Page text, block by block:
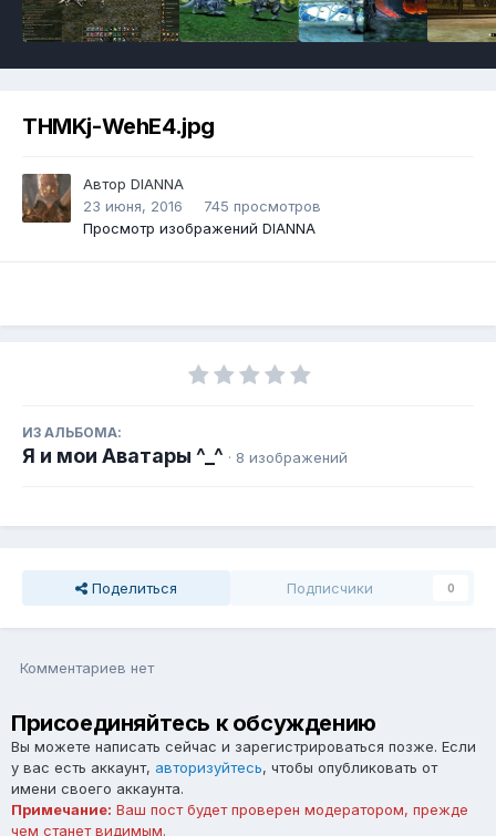
THMKj-WehE4.jpg
Автор DIANNA
23 июня, 2016
745 просмотров
Просмотр изображений DIANNA
ИЗ АЛЬБОМА:
Я и мои Аватары ^_^ · 8 изображений
Поделиться Подписчики 0
Комментариев нет
Присоединяйтесь к обсуждению
Вы можете написать сейчас и зарегистрироваться позже. Если
у вас есть аккаунт, авторизуйтесь, чтобы опубликовать от
имени своего аккаунта.
Примечание: Ваш пост будет проверен модератором, прежде
чем станет видимым.